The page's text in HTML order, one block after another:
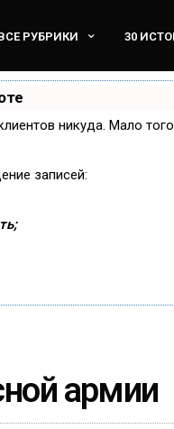
РУБРИКИ 30
никуда. Мало
записей:
армии